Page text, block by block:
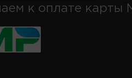
к оплате карты